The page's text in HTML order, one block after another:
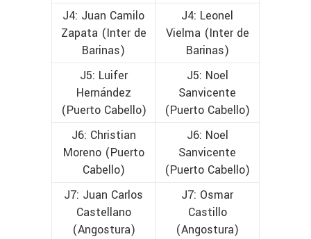
J4: Juan Camilo
Zapata (Inter de
Barinas)
J4: Leonel
Vielma (Inter de
Barinas)
J5: Luifer
Hernández
(Puerto Cabello)
J5: Noel
Sanvicente
(Puerto Cabello)
J6: Christian
Moreno (Puerto
Cabello)
J6: Noel
Sanvicente
(Puerto Cabello)
J7: Juan Carlos
Castellano
(Angostura)
J7: Osmar
Castillo
(Angostura)